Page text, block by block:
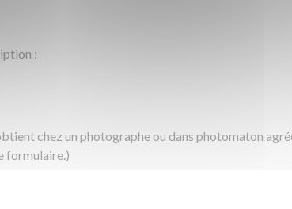
:
chez un photographe ou dans photomaton
formulaire.)